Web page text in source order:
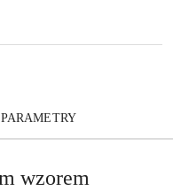
PARAMETRY
wzorem